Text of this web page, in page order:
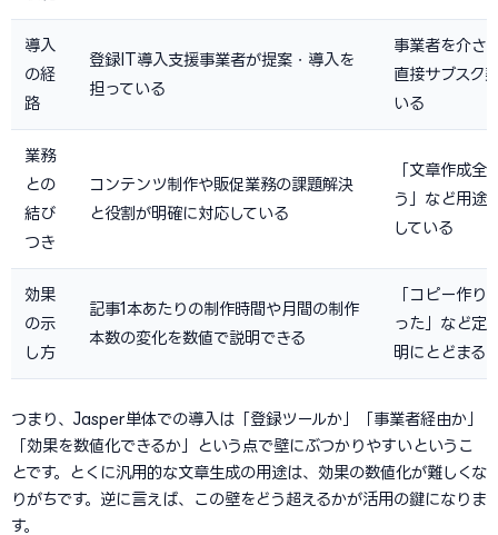
導入
の経
路
登録IT導入支援事業者が提案・導入を
担っている
事業者を介さ
直接サブスク
いる
業務
との
結び
つき
コンテンツ制作や販促業務の課題解決
と役割が明確に対応している
「文章作成全
う」など用途
している
効果
の示
し方
記事1本あたりの制作時間や月間の制作
本数の変化を数値で説明できる
「コピー作り
った」など定
明にとどまる
つまり、Jasper単体での導入は「登録ツールか」「事業者経由か」
「効果を数値化できるか」という点で壁にぶつかりやすいというこ
とです。とくに汎用的な文章生成の用途は、効果の数値化が難しくな
りがちです。逆に言えば、この壁をどう超えるかが活用の鍵になりま
す。